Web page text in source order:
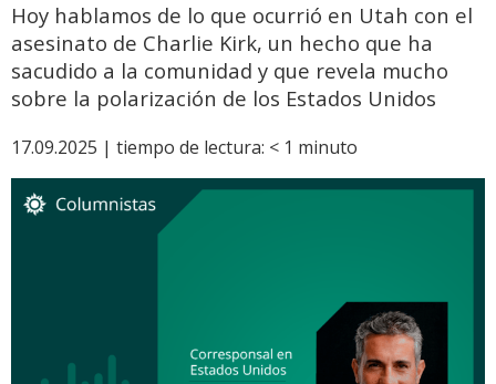
Hoy hablamos de lo que ocurrió en Utah con el
asesinato de Charlie Kirk, un hecho que ha
sacudido a la comunidad y que revela mucho
sobre la polarización de los Estados Unidos
17.09.2025 | tiempo de lectura: < 1 minuto